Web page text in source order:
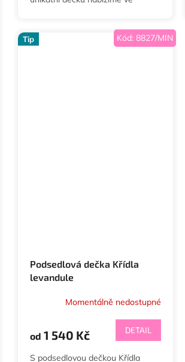
Tip
Podsedlová dečka Křídla
levandule
Momentálně nedostupné
od 1 540 Kč DETAIL
S podsedlovou dečkou Křídla
Kód: 8827/MIN